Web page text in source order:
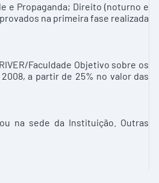
e Propaganda; Direito (noturno e
na primeira fase realizada
Faculdade Objetivo sobre os
a partir de 25% no valor das
ou na sede da Instituição. Outras